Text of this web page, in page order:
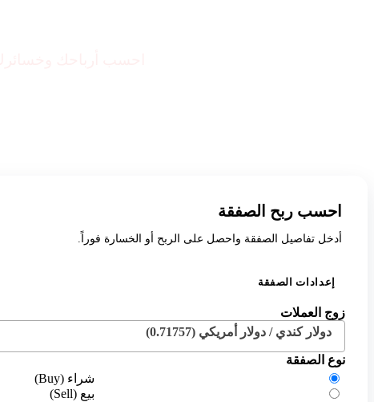
احسب ربح الصفقة
أدخل تفاصيل الصفقة واحصل على الربح أو الخسارة فوراً.
إعدادات الصفقة
زوج العملات
دولار كندي / دولار أمريكي (0.71757)
نوع الصفقة
شراء (Buy)
بيع (Sell)